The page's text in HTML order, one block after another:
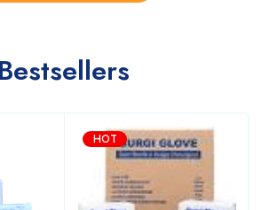
Bestsellers
HOT